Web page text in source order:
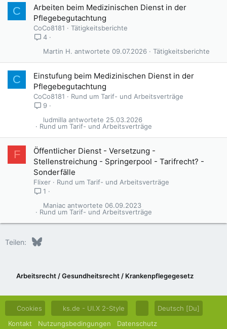
C
Arbeiten beim Medizinischen Dienst in der
Pflegebegutachtung
CoCo8181
Tätigkeitsberichte
4
Tätigkeitsberichte
09.07.2026
Martin H.
C
Einstufung beim Medizinischen Dienst in der
Pflegebegutachtung
CoCo8181
Rund um Tarif- und Arbeitsverträge
9
Rund um Tarif- und Arbeitsverträge
25.03.2026
ludmilla
F
Öffentlicher Dienst - Versetzung -
Stellenstreichung - Springerpool - Tarifrecht? -
Sonderfälle
Flixer
Rund um Tarif- und Arbeitsverträge
1
Rund um Tarif- und Arbeitsverträge
06.09.2023
Maniac
Teilen: Bluesky
Arbeitsrecht / Gesundheitsrecht / Krankenpflegegesetz
Cookies ks.de - UI.X 2-Style
Deutsch [Du]
Kontakt
Nutzungsbedingungen Datenschutz